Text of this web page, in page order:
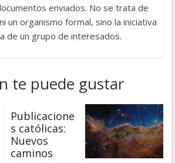
enviados. No se trata de
un organismo formal, sino la iniciativa
de un grupo de interesados.
te puede gustar
Publicacione
s católicas:
Nuevos
caminos